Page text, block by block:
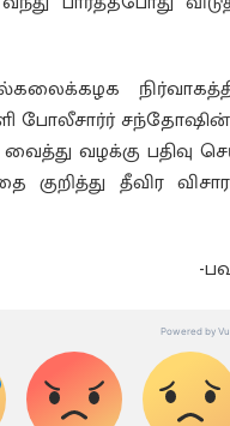
போலீசார்ர்
வழக்கு பதிவு
தீவிர
-